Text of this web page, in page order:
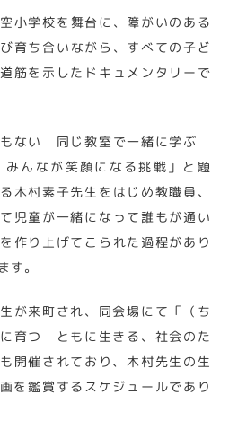
小学校を舞台に、障がいのある
育ち合いながら、すべての子ど
筋を示したドキュメンタリーで
もない 同じ教室で一緒に学ぶ
んなが笑顔になる挑戦」と題
木村素子先生をはじめ教職員、
児童が一緒になって誰もが通い
作り上げてこられた過程があり
す。
が来町され、同会場にて「（ち
育つ ともに生きる、社会のた
開催されており、木村先生の生
を鑑賞するスケジュールであり